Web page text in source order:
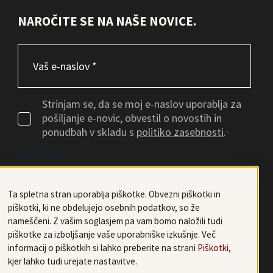
NAROČITE SE NA NAŠE NOVICE.
Consent*
Strinjam se, da se moj e-naslov uporablja za
pošiljanje e-novic, obvestil o novostih in
ponudbah v skladu s politiko zasebnosti.*
CAPTCHA
Ta spletna stran uporablja piškotke. Obvezni piškotki in
piškotki, ki ne obdelujejo osebnih podatkov, so že
nameščeni. Z vašim soglasjem pa vam bomo naložili tudi
piškotke za izboljšanje vaše uporabniške izkušnje. Več
informacij o piškotkih si lahko preberite na strani Piškotki,
kjer lahko tudi urejate nastavitve.